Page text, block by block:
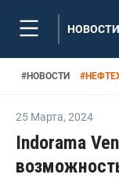
НОВОСТИ
#НОВОСТИ #
25 Марта, 2024
Indorama